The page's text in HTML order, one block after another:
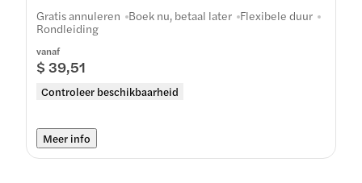
vanaf
$ 39,51
Controleer beschikbaarheid
Gratis annuleren Boek nu, betaal later Flexibele duur
Rondleiding
Meer info